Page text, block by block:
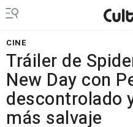
CINE
Tráiler de
New Day con
descontrolado
más salvaje